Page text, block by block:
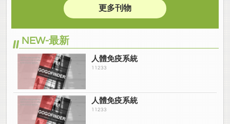
更多刊物
NEW-最新
人體免疫系統
11233
人體免疫系統
11233